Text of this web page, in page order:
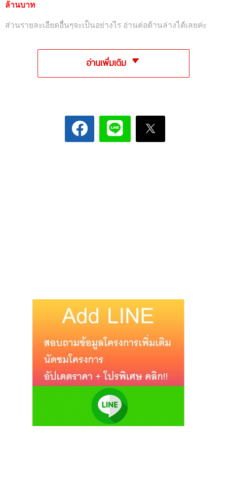
ล้านบาท
ส่วนรายละเอียดอื่นๆจะเป็นอย่างไร อ่านต่อด้านล่างได้เลยค่ะ
อ่านเพิ่มเติม